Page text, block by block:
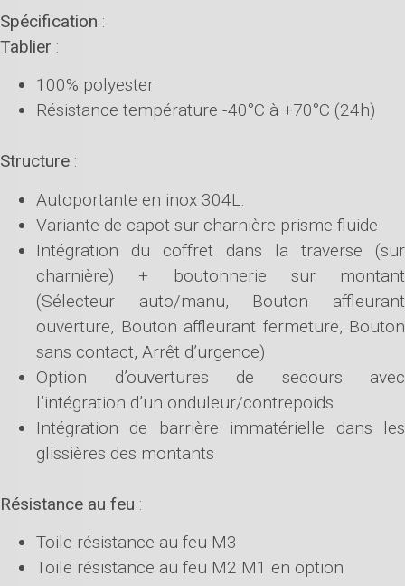
Spécification :
Tablier :
100% polyester
Résistance température -40°C à +70°C (24h)
Structure :
Autoportante en inox 304L.
Variante de capot sur charnière prisme fluide
Intégration du coffret dans la traverse (sur
charnière) + boutonnerie sur montant
(Sélecteur auto/manu, Bouton affleurant
ouverture, Bouton affleurant fermeture, Bouton
sans contact, Arrêt d’urgence)
Option d’ouvertures de secours avec
l’intégration d’un onduleur/contrepoids
Intégration de barrière immatérielle dans les
glissières des montants
Résistance au feu :
Toile résistance au feu M3
Toile résistance au feu M2 M1 en option